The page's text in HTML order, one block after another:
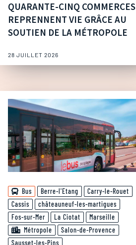
QUARANTE-CINQ COMMERCES
REPRENNENT VIE GRÂCE AU
SOUTIEN DE LA MÉTROPOLE
28 JUILLET 2026
Bus Berre-l'Etang
Carry-le-Rouet
Cassis
châteauneuf-les-martigues
Fos-sur-Mer
La Ciotat
Marseille
Métropole
Salon-de-Provence
Sausset-les-Pins